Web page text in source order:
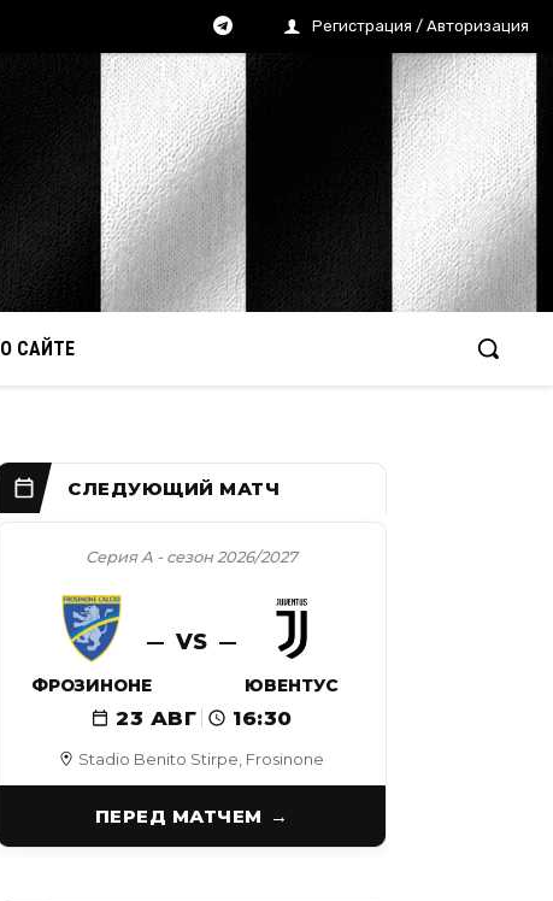
Регистрация / Авторизация
О САЙТЕ
Stadio Benito Stirpe, Frosinone
Серия А - сезон 2026/2027
ФРОЗИНОНЕ
VS
ЮВЕНТУС
23 АВГ 16:30
ПЕРЕД МАТЧЕМ